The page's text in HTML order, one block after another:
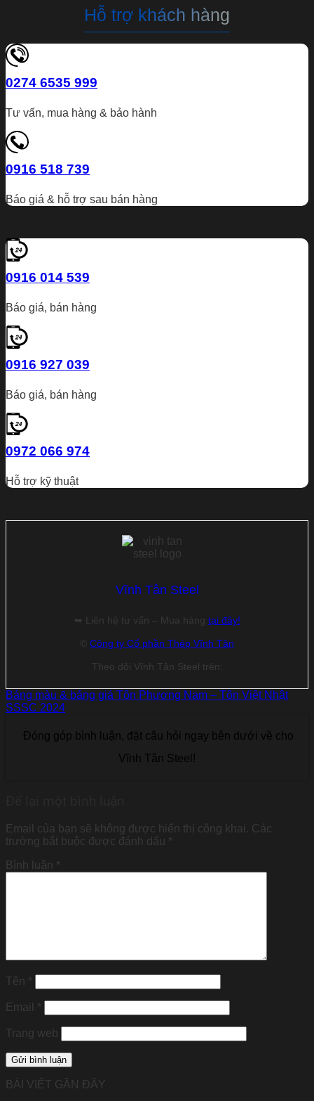
Hỗ trợ khách hàng
0274 6535 999
Tư vấn, mua hàng & bảo hành
0916 518 739
Báo giá & hỗ trợ sau bán hàng
0916 014 539
Báo giá, bán hàng
0916 927 039
Báo giá, bán hàng
0972 066 974
Hỗ trợ kỹ thuật
Vĩnh Tân Steel
➥ Liên hệ tư vấn – Mua hàng tại đây!
Công ty Cổ phần Thép Vĩnh Tân
Theo dõi Vĩnh Tân Steel trên:
Bảng màu & bảng giá Tôn Phương Nam – Tôn Việt Nhật
SSSC 2024
Đóng góp bình luận, đặt câu hỏi ngay bên dưới về cho
Vĩnh Tân Steel!
Email của bạn sẽ không được hiển thị công khai. Các
trường bắt buộc được đánh dấu *
Bình luận *
Tên *
Email *
Trang web
BÀI VIẾT GẦN ĐÂY